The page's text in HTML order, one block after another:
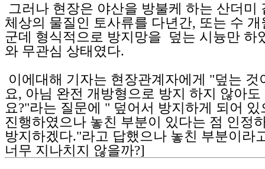
그러나 현장은 야산을 방불케 하는 산더미
체상의 물질인 토사류를 다년간, 또는 수
군데 형식적으로 방지망을 덮는 시늉만 하
와 무관심 상태였다.
이에대해 기자는 현장관계자에게 "덮는 것
요, 아님 완전 개방형으로 방지 하지 않아
요?"라는 질문에 " 덮어서 방지하게 되어
진행하였으나 놓친 부분이 있다는 점 인정
방지하겠다."라고 답했으나 놓친 부분이라
너무 지나치지 않을까?]